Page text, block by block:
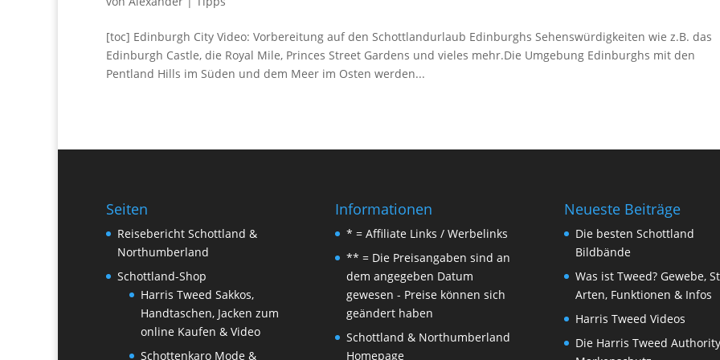
[toc] Edinburgh City Video: Vorbereitung auf den Schottlandurlaub Edinburghs Sehenswürdigkeiten wie z.B. das
Edinburgh Castle, die Royal Mile, Princes Street Gardens und vieles mehr.Die Umgebung Edinburghs mit den
Pentland Hills im Süden und dem Meer im Osten werden...
Seiten
Reisebericht Schottland &
Northumberland
Schottland-Shop
Harris Tweed Sakkos,
Handtaschen, Jacken zum
online Kaufen & Video
Schottenkaro Mode &
Informationen
* = Affiliate Links / Werbelinks
** = Die Preisangaben sind an
dem angegeben Datum
gewesen - Preise können sich
geändert haben
Schottland & Northumberland
Homepage
Neueste Beiträge
Die besten Schottland
Bildbände
Was ist Tweed? Gewebe,
Arten, Funktionen & Infos
Harris Tweed Videos
Die Harris Tweed